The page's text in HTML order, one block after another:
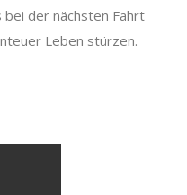
bei der nächsten Fahrt
Leben stürzen.